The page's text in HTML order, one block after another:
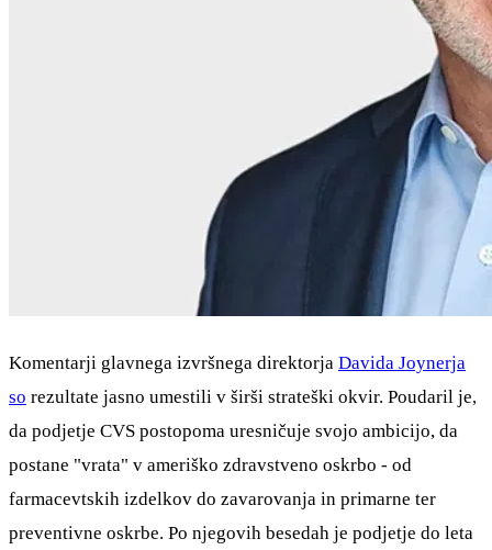
Komentarji glavnega izvršnega direktorja Davida Joynerja
so rezultate jasno umestili v širši strateški okvir. Poudaril je,
da podjetje CVS postopoma uresničuje svojo ambicijo, da
postane "vrata" v ameriško zdravstveno oskrbo - od
farmacevtskih izdelkov do zavarovanja in primarne ter
preventivne oskrbe. Po njegovih besedah je podjetje do leta